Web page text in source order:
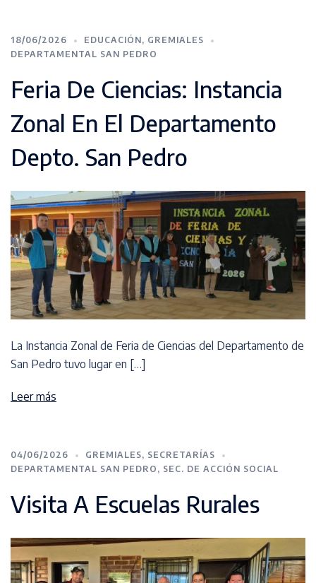
18/06/2026 EDUCACIÓN, GREMIALES
DEPARTAMENTAL SAN PEDRO
Feria De Ciencias: Instancia
Zonal En El Departamento
Depto. San Pedro
La Instancia Zonal de Feria de Ciencias del Departamento de
San Pedro tuvo lugar en […]
Leer más
04/06/2026 GREMIALES, SECRETARÍAS
DEPARTAMENTAL SAN PEDRO , SEC. DE ACCIÓN SOCIAL
Visita A Escuelas Rurales